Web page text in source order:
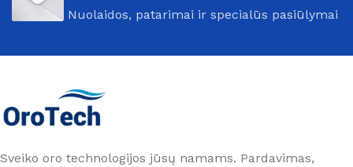
Nuolaidos, patarimai ir specialūs pasiūlymai
Sveiko oro technologijos jūsų namams. Pardavimas,